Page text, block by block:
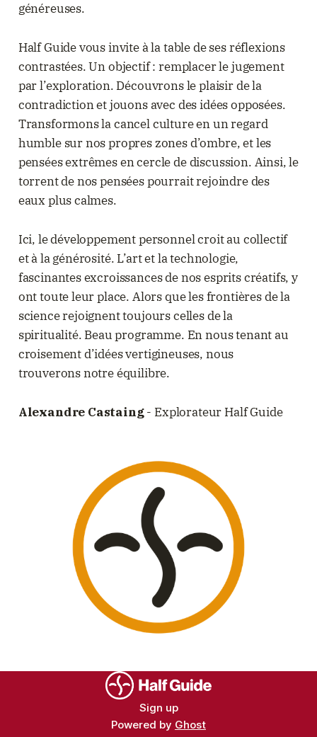
généreuses.
Half Guide vous invite à la table de ses réflexions
contrastées. Un objectif : remplacer le jugement
par l’exploration. Découvrons le plaisir de la
contradiction et jouons avec des idées opposées.
Transformons la cancel culture en un regard
humble sur nos propres zones d’ombre, et les
pensées extrêmes en cercle de discussion. Ainsi, le
torrent de nos pensées pourrait rejoindre des
eaux plus calmes.
Ici, le développement personnel croit au collectif
et à la générosité. L’art et la technologie,
fascinantes excroissances de nos esprits créatifs, y
ont toute leur place. Alors que les frontières de la
science rejoignent toujours celles de la
spiritualité. Beau programme. En nous tenant au
croisement d’idées vertigineuses, nous
trouverons notre équilibre.
Alexandre Castaing- Explorateur Half Guide
Sign up
Powered by Ghost